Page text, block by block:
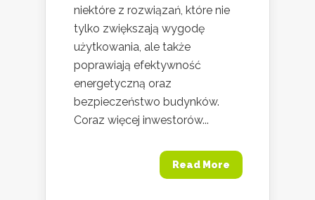
niektóre z rozwiązań, które nie
tylko zwiększają wygodę
użytkowania, ale także
poprawiają efektywność
energetyczną oraz
bezpieczeństwo budynków.
Coraz więcej inwestorów...
Read More